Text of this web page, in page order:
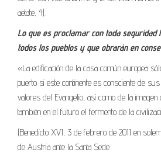
aetate, 4).
Lo que es proclamar con toda seguridad
todos los pueblos y que obrarán en
«La edificación de la casa común europea
puerto si este continente es consciente de
valores del Evangelio, así como de la
también en el futuro el fermento de la
(Benedicto XVI, 3 de febrero de 2011 en
de Austria ante la Santa Sede.